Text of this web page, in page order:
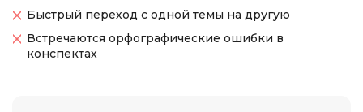
Быстрый переход с одной темы на другую
Встречаются орфографические ошибки в
конспектах